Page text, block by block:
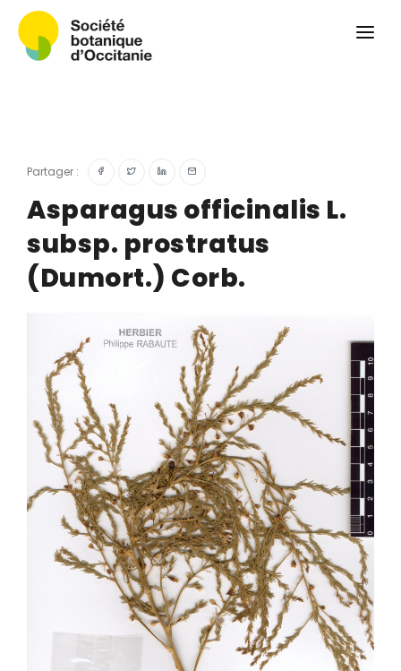
Herbier PCPR
Ressources
Actualités et calendrier
Partager :
Asparagus officinalis L.
subsp. prostratus
(Dumort.) Corb.